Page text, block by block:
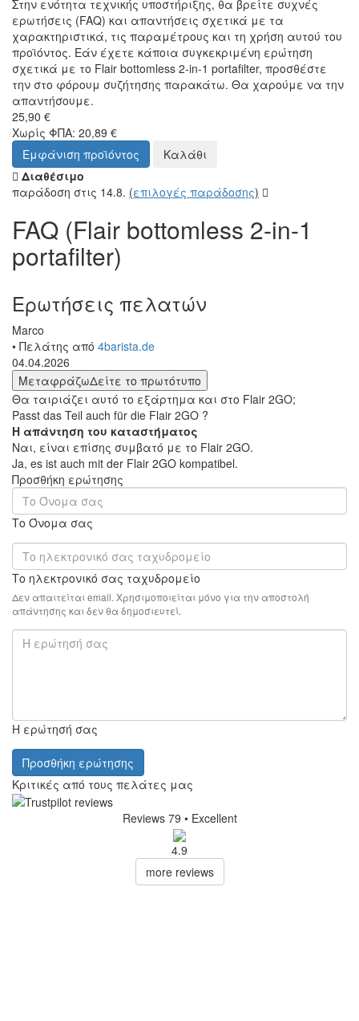
Στην ενότητα τεχνικής υποστήριξης, θα βρείτε συχνές
ερωτήσεις (FAQ) και απαντήσεις σχετικά με τα
χαρακτηριστικά, τις παραμέτρους και τη χρήση αυτού του
προϊόντος. Εάν έχετε κάποια συγκεκριμένη ερώτηση
σχετικά με το Flair bottomless 2-in-1 portafilter, προσθέστε
την στο φόρουμ συζήτησης παρακάτω. Θα χαρούμε να την
απαντήσουμε.
25,90 €
Χωρίς ΦΠΑ: 20,89 €
Εμφάνιση προϊόντος
Καλάθι
Διαθέσιμο
παράδοση στις 14.8. (επιλογές παράδοσης)
FAQ (Flair bottomless 2-in-1
portafilter)
Ερωτήσεις πελατών
Marco
• Πελάτης από 4barista.de
04.04.2026
ΜεταφράζωΔείτε το πρωτότυπο
Θα ταιριάζει αυτό το εξάρτημα και στο Flair 2GO;
Passt das Teil auch für die Flair 2GO ?
Η απάντηση του καταστήματος
Ναι, είναι επίσης συμβατό με το Flair 2GO.
Ja, es ist auch mit der Flair 2GO kompatibel.
Προσθήκη ερώτησης
Το Όνομα σας
Το ηλεκτρονικό σας ταχυδρομείο
Δεν απαιτείται email. Χρησιμοποιείται μόνο για την αποστολή
απάντησης και δεν θα δημοσιευτεί.
Η ερώτησή σας
Προσθήκη ερώτησης
Κριτικές από τους πελάτες μας
Reviews 79 • Excellent
4.9
more reviews